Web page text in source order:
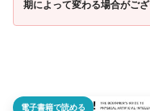
期によって変わる場合がござ
電子書籍で読める